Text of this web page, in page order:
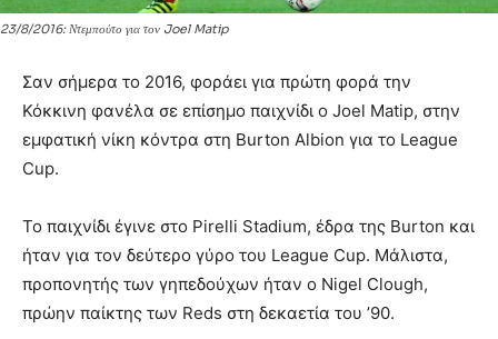
23/8/2016: Ντεμπούτο για τον Joel Matip
Σαν σήμερα το 2016, φοράει για πρώτη φορά την
Κόκκινη φανέλα σε επίσημο παιχνίδι ο Joel Matip, στην
εμφατική νίκη κόντρα στη Burton Albion για το League
Cup.
Το παιχνίδι έγινε στο Pirelli Stadium, έδρα της Burton και
ήταν για τον δεύτερο γύρο του League Cup. Μάλιστα,
προπονητής των γηπεδούχων ήταν ο Nigel Clough,
πρώην παίκτης των Reds στη δεκαετία του ’90.